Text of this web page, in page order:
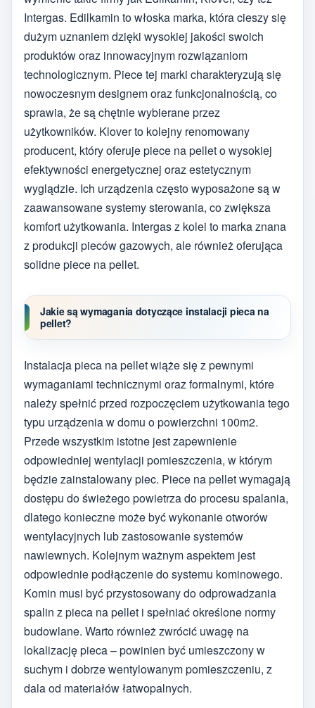
Intergas. Edilkamin to włoska marka, która cieszy się
dużym uznaniem dzięki wysokiej jakości swoich
produktów oraz innowacyjnym rozwiązaniom
technologicznym. Piece tej marki charakteryzują się
nowoczesnym designem oraz funkcjonalnością, co
sprawia, że są chętnie wybierane przez
użytkowników. Klover to kolejny renomowany
producent, który oferuje piece na pellet o wysokiej
efektywności energetycznej oraz estetycznym
wyglądzie. Ich urządzenia często wyposażone są w
zaawansowane systemy sterowania, co zwiększa
komfort użytkowania. Intergas z kolei to marka znana
z produkcji pieców gazowych, ale również oferująca
solidne piece na pellet.
Jakie są wymagania dotyczące instalacji pieca na
pellet?
Instalacja pieca na pellet wiąże się z pewnymi
wymaganiami technicznymi oraz formalnymi, które
należy spełnić przed rozpoczęciem użytkowania tego
typu urządzenia w domu o powierzchni 100m2.
Przede wszystkim istotne jest zapewnienie
odpowiedniej wentylacji pomieszczenia, w którym
będzie zainstalowany piec. Piece na pellet wymagają
dostępu do świeżego powietrza do procesu spalania,
dlatego konieczne może być wykonanie otworów
wentylacyjnych lub zastosowanie systemów
nawiewnych. Kolejnym ważnym aspektem jest
odpowiednie podłączenie do systemu kominowego.
Komin musi być przystosowany do odprowadzania
spalin z pieca na pellet i spełniać określone normy
budowlane. Warto również zwrócić uwagę na
lokalizację pieca – powinien być umieszczony w
suchym i dobrze wentylowanym pomieszczeniu, z
dala od materiałów łatwopalnych.